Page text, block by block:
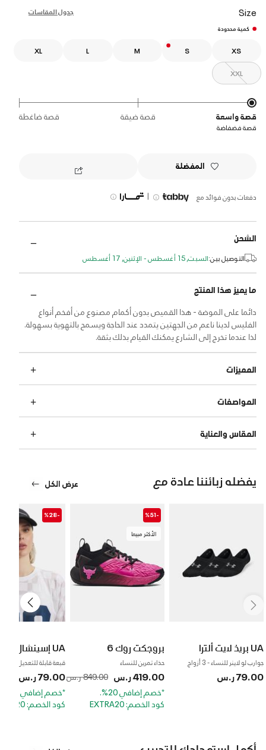
Size جدول المقاسات
كمية محدودة
XS
S
M
L
XL
XXL
قصة واسعة قصة ضيقة قصة ضاغطة
قصة فضفاضة
المفضلة
دفعات بدون فوائد مع |
الشحن
التوصيل بين:السبت, 15 أغسطس - الإثنين, 17 أغسطس
ما يميز هذا المنتج
دائما على الموضة - هذا القميص بدون أكمام مصنوع من أفخم أنواع
الفليس لدينا ناعم من الجهتين يتمدد عند الحاجة ويسمح بالتهوية بسهولة.
لذا عندما تخرج إلى الشارع يمكنك القيام بذلك بثقة.
المميزات
المواصفات
المقاس والعناية
يفضله زبائننا عادة مع عرض الكل
UA بريذ لايت ألترا
جوارب لو لاينر للنساء - 3 أزواج
79.00 ر.س
-%51
الأكثر مبيعا
بروجكت روك 6
حذاء تمرين للنساء
419.00 ر.س
849.00 ر.س
*خصم إضافي 20%.
كود الخصم: EXTRA20
-%28
UA إسينشال لو
قبعة قابلة للتعديل للنساء
79.00 ر.س
كود الخصم: EXTRA20
Price reduced from
to Price reduced from
to